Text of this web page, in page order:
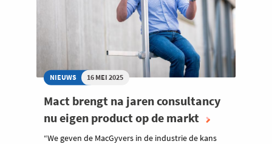
NIEUWS 16 MEI 2025
Mact brengt na jaren consultancy
nu eigen product op de markt
“We geven de MacGyvers in de industrie de kans